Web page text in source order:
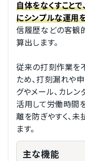
自体をなくすこと
にシンプルな運用
信履歴などの客観
算出します。
従来の打刻作業を
ため、打刻漏れや
グやメール、カレ
活用して労働時間
離を防ぎやすく、
ます。
主な機能